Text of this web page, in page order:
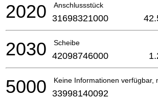
Anschlussstück
2020 31698321000
Scheibe
2030 42098746000
Keine Informationen verfügbar,
5000 33998140092